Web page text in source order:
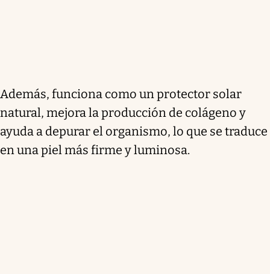
Además, funciona como un protector solar
natural, mejora la producción de colágeno y
ayuda a depurar el organismo, lo que se traduce
en una piel más firme y luminosa.